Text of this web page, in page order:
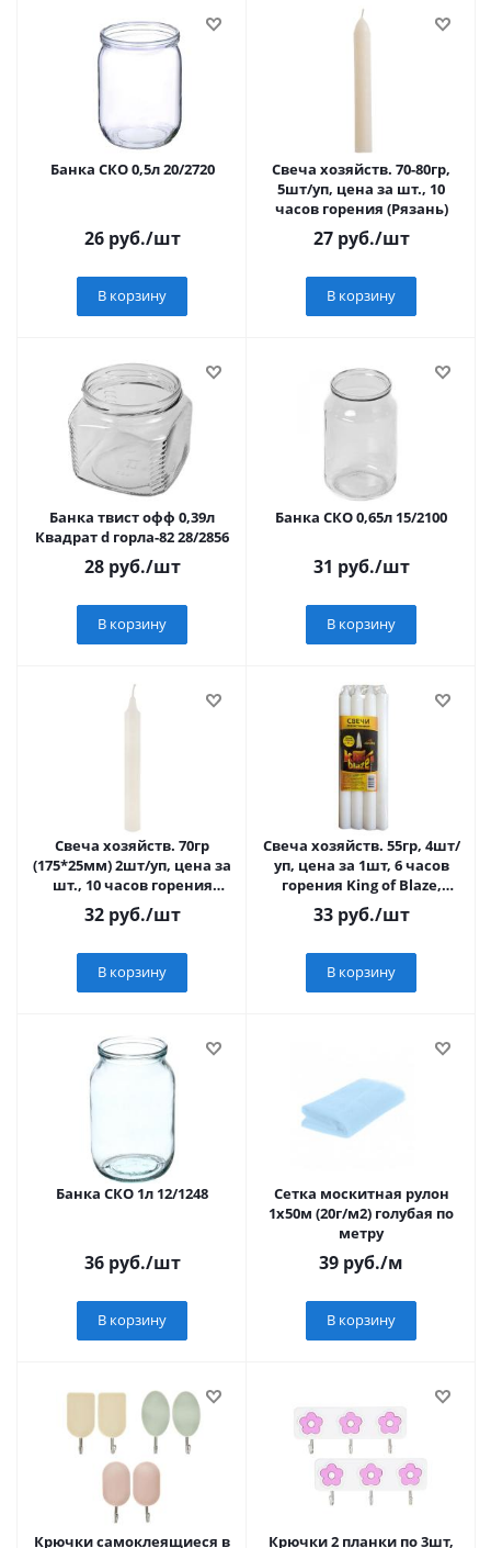
Банка СКО 0,5л 20/2720
26руб./шт
В корзину
Свеча хозяйств. 70-80гр,
5шт/уп, цена за шт., 10
часов горения (Рязань)
27руб./шт
В корзину
Банка твист офф 0,39л
Квадрат d горла-82 28/2856
28руб./шт
В корзину
Банка СКО 0,65л 15/2100
31 руб./шт
В корзину
Свеча хозяйств. 70гр
(175*25мм) 2шт/уп, цена за
шт., 10 часов горения
(Волгоград)
32руб./шт
В корзину
Свеча хозяйств. 55гр, 4шт/
уп, цена за 1шт, 6 часов
горения King of Blaze,
белый цвет КВ-055
33руб./шт
В корзину
Банка СКО 1л 12/1248
36руб./шт
В корзину
Сетка москитная рулон
1х50м (20г/м2) голубая по
метру
39 руб./м
В корзину
Крючки самоклеящиеся в Крючки 2 планки по 3шт,